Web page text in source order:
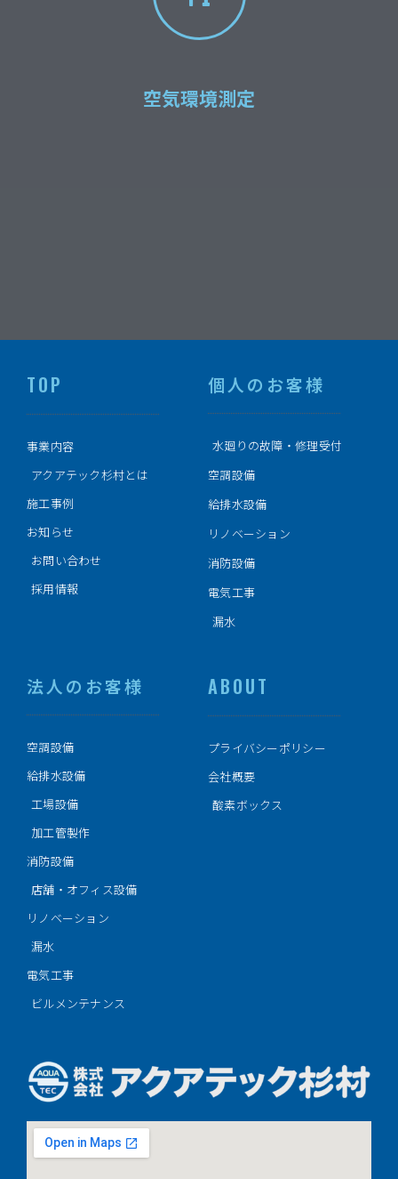
空気環境測定
TOP
事業内容
アクアテック杉村とは
施工事例
お知らせ
お問い合わせ
採用情報
個人のお客様
水廻りの故障・修理受付
空調設備
給排水設備
リノベーション
消防設備
電気工事
漏水
法人のお客様
空調設備
給排水設備
工場設備
加工管製作
消防設備
店舗・オフィス設備
リノベーション
漏水
電気工事
ビルメンテナンス
ABOUT
プライバシーポリシー
会社概要
酸素ボックス